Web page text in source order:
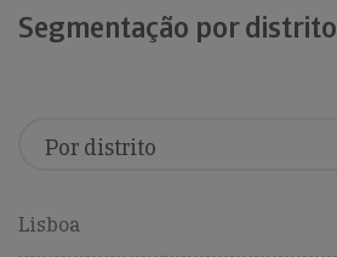
Segmentação por distrito
Lisboa